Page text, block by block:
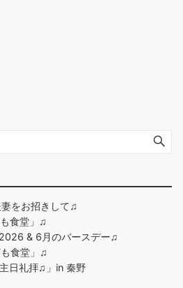
をお招きして♫
食堂」♫
& 6月のバースデー♫
食堂」♫
日礼拝♫」in 秦野